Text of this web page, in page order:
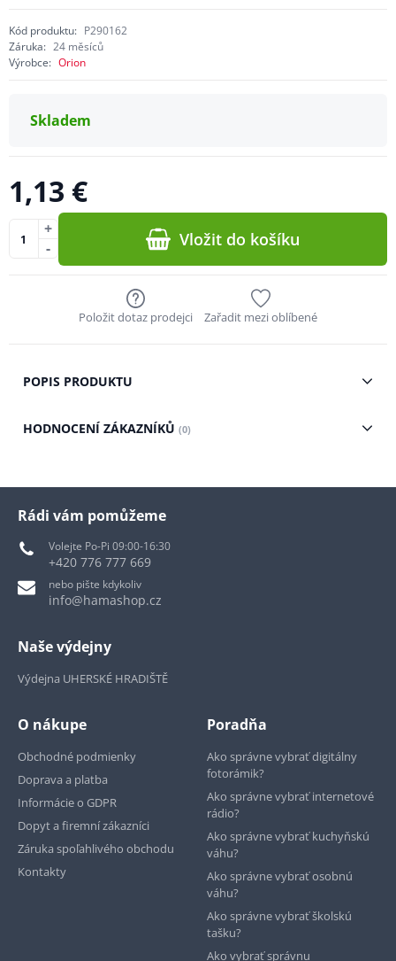
Kód produktu: P290162
Záruka: 24 měsíců
Výrobce: Orion
Skladem
1,13 €
-
+ Vložit do košíku
Položit dotaz prodejci Zařadit mezi oblíbené
POPIS PRODUKTU
HODNOCENÍ ZÁKAZNÍKŮ (0)
Rádi vám pomůžeme
Volejte Po-Pi 09:00-16:30
+420 776 777 669
nebo pište kdykoliv
info@hamashop.cz
Naše výdejny
Výdejna UHERSKÉ HRADIŠTĚ
O nákupe
Obchodné podmienky
Doprava a platba
Informácie o GDPR
Dopyt a firemní zákazníci
Záruka spoľahlivého obchodu
Kontakty
Poradňa
Ako správne vybrať digitálny
fotorámik?
Ako správne vybrať internetové
rádio?
Ako správne vybrať kuchyňskú
váhu?
Ako správne vybrať osobnú
váhu?
Ako správne vybrať školskú
tašku?
Ako vybrať správnu